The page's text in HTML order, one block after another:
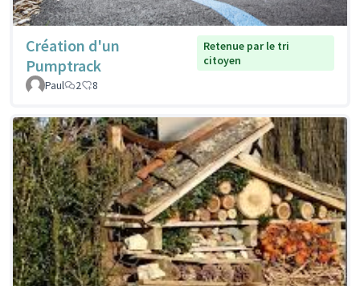
Création d'un
Pumptrack
Retenue par le tri
citoyen
Paul
2 8